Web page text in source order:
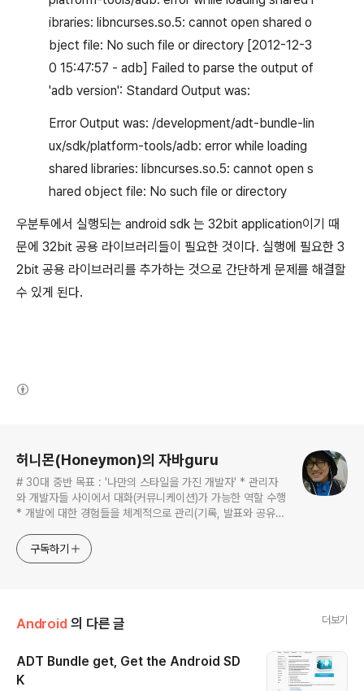
ibraries: libncurses.so.5: cannot open shared o
bject file: No such file or directory [2012-12-3
0 15:47:57 - adb] Failed to parse the output of
'adb version': Standard Output was:
Error Output was: /development/adt-bundle-lin
ux/sdk/platform-tools/adb: error while loading
shared libraries: libncurses.so.5: cannot open s
hared object file: No such file or directory
우분투에서 실행되는 android sdk 는 32bit application이기 때
문에 32bit 공용 라이브러리들이 필요한 것이다. 실행에 필요한 3
2bit 공용 라이브러리를 추가하는 것으로 간단하게 문제를 해결할
수 있게 된다.
허니몬(Honeymon)의 자바guru
# 30대 중반 목표 : '나만의 스타일을 가진 개발자' * 관리자
와 개발자들 사이에서 대화(커뮤니케이션)가 가능한 역할 수행
* 개발에 대한 경험들을 체계적으로 관리(기록, 발표와 공유)
누구나 들려봤을법한 그런 개발관련 파워블로거 를 목표로 블
로그를 재편하려고 하는 중
구독하기
Android 의 다른 글 더보기
ADT Bundle get, Get the Android SD
K